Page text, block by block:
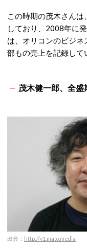
この時期の茂木さん
しており、2008年に
は、オリコンのビジ
部もの売上を記録して
茂木健一郎、全盛
出典： http://v1.mato.media